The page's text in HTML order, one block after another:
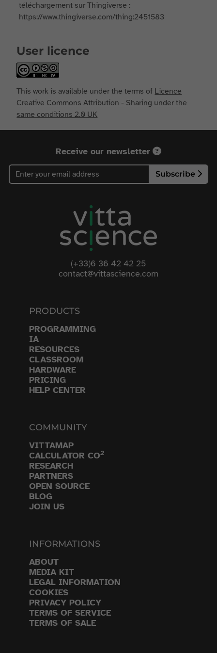
téléchargement sur Thingiverse :
https://www.thingiverse.com/thing:2451583
User licence
This work is available under the terms of Licence
Creative Commons Attribution - Sharing under the
same conditions 2.0 UK
Receive our newsletter
Subscribe
(+33)6 36 42 42 25
contact@vittascience.com
PRODUCTS
PROGRAMMING
IA
RESOURCES
CLASSROOM
HARDWARE
PRICING
HELP CENTER
COMMUNITY
VITTAMAP
CALCULATOR CO2
RESEARCH
PARTNERS
OPEN SOURCE
BLOG
JOIN US
INFORMATIONS
ABOUT
MEDIA KIT
LEGAL INFORMATION
COOKIES
PRIVACY POLICY
TERMS OF SERVICE
TERMS OF SALE